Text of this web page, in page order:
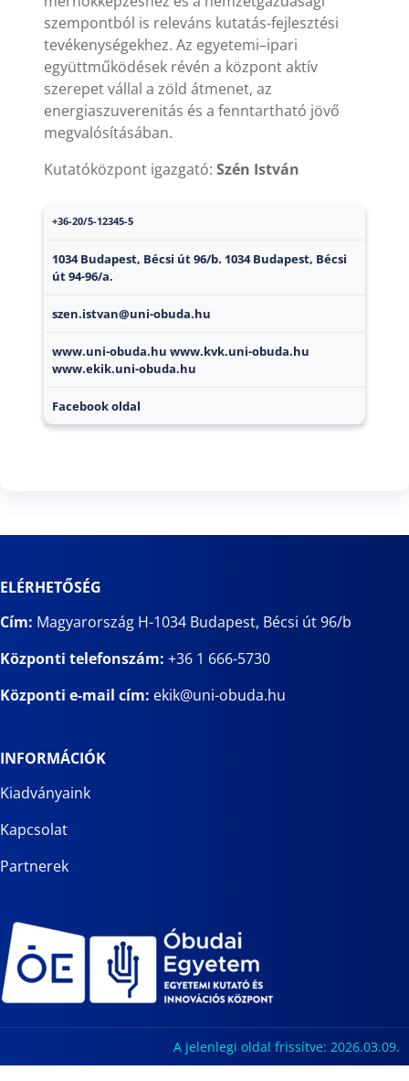
szempontból is releváns kutatás-fejlesztési
tevékenységekhez. Az egyetemi–ipari
együttműködések révén a központ aktív
szerepet vállal a zöld átmenet, az
energiaszuverenitás és a fenntartható jövő
megvalósításában.
Kutatóközpont igazgató: Szén István
+36-20/5-12345-5
1034 Budapest, Bécsi út 96/b. 1034 Budapest, Bécsi
út 94-96/a.
szen.istvan@uni-obuda.hu
www.uni-obuda.hu www.kvk.uni-obuda.hu
www.ekik.uni-obuda.hu
Facebook oldal
ELÉRHETŐSÉG
Cím: Magyarország H-1034 Budapest, Bécsi út 96/b
Központi telefonszám: +36 1 666-5730
Központi e-mail cím: ekik@uni-obuda.hu
INFORMÁCIÓK
Kiadványaink
Kapcsolat
Partnerek
A jelenlegi oldal frissítve: 2026.03.09.